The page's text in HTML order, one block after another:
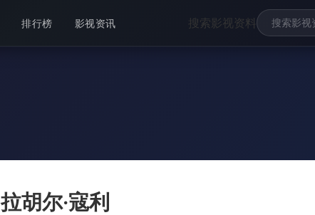
排行榜 影视资讯 搜索影视资料
拉胡尔·寇利